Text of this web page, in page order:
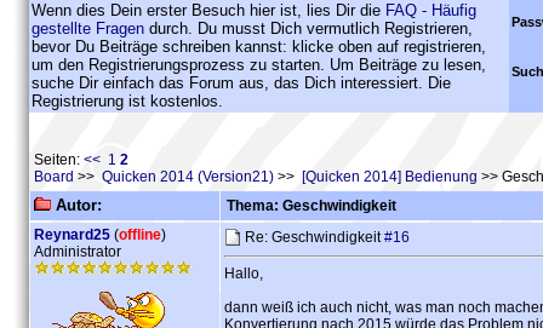
Wenn dies Dein erster Besuch hier ist, lies Dir die FAQ - Häufig
gestellte Fragen durch. Du musst Dich vermutlich Registrieren,
bevor Du Beiträge schreiben kannst: klicke oben auf registrieren,
um den Registrierungsprozess zu starten. Um Beiträge zu lesen,
suche Dir einfach das Forum aus, das Dich interessiert. Die
Registrierung ist kostenlos.
Seiten: << 1 2
Board >> Quicken 2014 (Version21) >> [Quicken 2014] Bedienung >>
Autor:
Thema: Geschwindigkeit
Reynard25 (offline)
Administrator
Re: Geschwindigkeit#16
Hallo,
dann weiß ich auch nicht, was man noch
Konvertierung nach 2015 würde das Problem